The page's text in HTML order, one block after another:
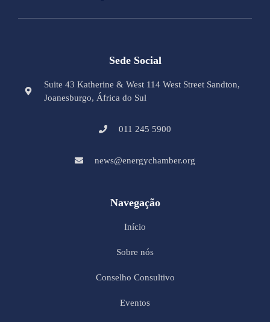
Sede Social
Suite 43 Katherine & West 114 West Street Sandton,
Joanesburgo, África do Sul
011 245 5900
news@energychamber.org
Navegação
Início
Sobre nós
Conselho Consultivo
Eventos